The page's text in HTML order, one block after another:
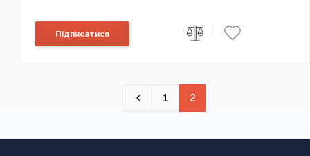
Підписатися
1 2